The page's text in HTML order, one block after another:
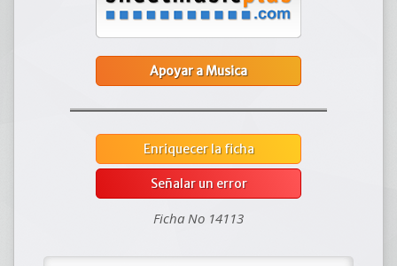
Apoyar a Musica
Enriquecer la ficha
Señalar un error
Ficha No 14113